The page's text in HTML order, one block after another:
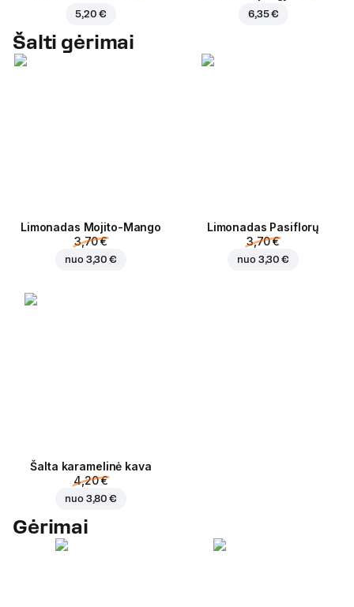
5,20 € 6,35 €
Šalti gėrimai
Limonadas Mojito-Mango
3,70 €
nuo 3,30 €
Limonadas Pasiflorų
3,70 €
nuo 3,30 €
Šalta karamelinė kava
4,20 €
nuo 3,80 €
Gėrimai